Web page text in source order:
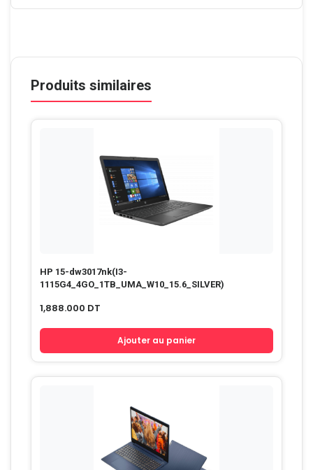
Produits similaires
HP 15-dw3017nk(I3-
1115G4_4GO_1TB_UMA_W10_15.6_SILVER)
1,888.000 DT
Ajouter au panier